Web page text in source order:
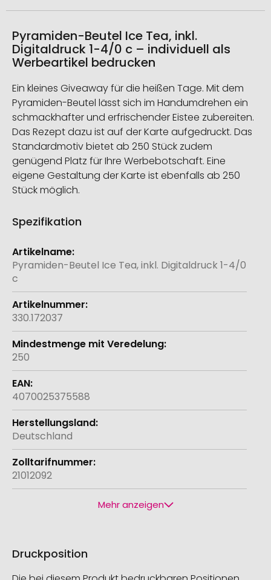
Pyramiden-Beutel Ice Tea, inkl.
Digitaldruck 1-4/0 c – individuell als
Werbeartikel bedrucken
Ein kleines Giveaway für die heißen Tage. Mit dem
Pyramiden-Beutel lässt sich im Handumdrehen ein
schmackhafter und erfrischender Eistee zubereiten.
Das Rezept dazu ist auf der Karte aufgedruckt. Das
Standardmotiv bietet ab 250 Stück zudem
genügend Platz für Ihre Werbebotschaft. Eine
eigene Gestaltung der Karte ist ebenfalls ab 250
Stück möglich.
Spezifikation
Weitere
Informationen
Pyramiden-Beutel Ice Tea, inkl. Digitaldruck 1-4/0
c
330.172037
250
4070025375588
Deutschland
21012092
Mehr anzeigen
Druckposition